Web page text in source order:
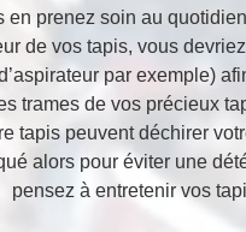
en prenez soin au
de vos tapis, vous
par exemple)
trames de vos précieux
tapis peuvent déchirer
alors pour éviter une
pensez à entretenir vos